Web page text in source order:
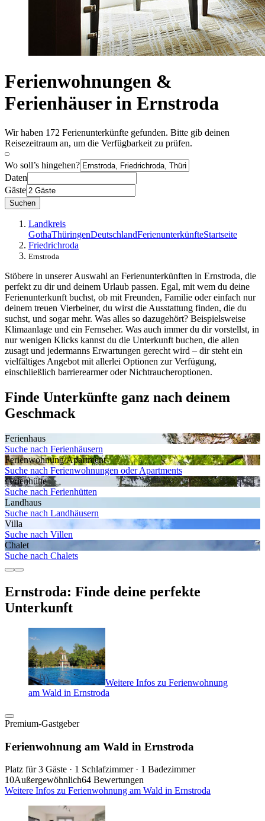
Ferienwohnungen &
Ferienhäuser in Ernstroda
Wir haben 172 Ferienunterkünfte gefunden. Bitte gib deinen
Reisezeitraum an, um die Verfügbarkeit zu prüfen.
Wo soll’s hingehen?
Daten
Gäste
Suchen
Landkreis
GothaThüringenDeutschlandFerienunterkünfteStartseite
Friedrichroda
Ernstroda
Stöbere in unserer Auswahl an Ferienunterkünften in Ernstroda, die
perfekt zu dir und deinem Urlaub passen. Egal, mit wem du deine
Ferienunterkunft buchst, ob mit Freunden, Familie oder einfach nur
deinem treuen Vierbeiner, du wirst die Ausstattung finden, die du
suchst, und sogar mehr. Was alles so dazugehört? Beispielsweise
Klimaanlage und ein Fernseher. Was auch immer du dir vorstellst, in
nur wenigen Klicks kannst du die Unterkunft buchen, die allen
zusagt und jedermanns Erwartungen gerecht wird – dir steht ein
vielfältiges Angebot mit allerlei Optionen zur Verfügung,
einschließlich barrierearmer oder Nichtraucheroptionen.
Finde Unterkünfte ganz nach deinem
Geschmack
Ferienhaus
Suche nach Ferienhäusern
Ferienwohnung/Apartment
Suche nach Ferienwohnungen oder Apartments
Ferienhütte
Suche nach Ferienhütten
Landhaus
Suche nach Landhäusern
Villa
Suche nach Villen
Chalet
Suche nach Chalets
Ernstroda: Finde deine perfekte
Unterkunft
Weitere Infos zu Ferienwohnung
am Wald in Ernstroda
Premium-Gastgeber
Ferienwohnung am Wald in Ernstroda
Platz für 3 Gäste · 1 Schlafzimmer · 1 Badezimmer
10Außergewöhnlich64 Bewertungen
Weitere Infos zu Ferienwohnung am Wald in Ernstroda